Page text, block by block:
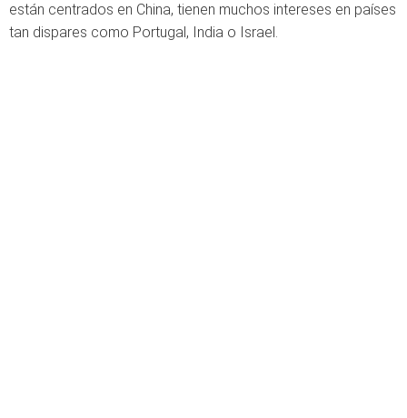
están centrados en China, tienen muchos intereses en países
tan dispares como Portugal, India o Israel.